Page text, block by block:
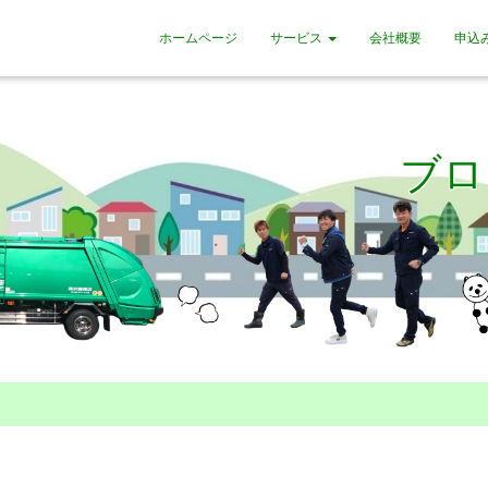
ホームページ サービス 会社概要 申込
Published byseijion2023年5月29日
ブ